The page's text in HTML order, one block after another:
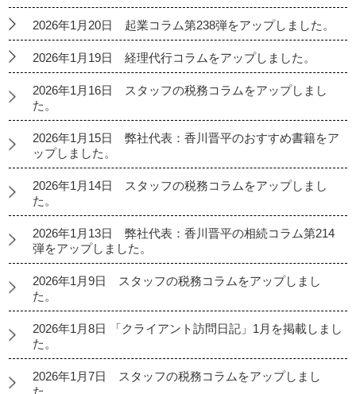
2026年1月20日 起業コラム第238弾をアップしました。
2026年1月19日 経理代行コラムをアップしました。
2026年1月16日 スタッフの税務コラムをアップしまし
た。
2026年1月15日 弊社代表：香川晋平のおすすめ書籍をア
ップしました。
2026年1月14日 スタッフの税務コラムをアップしまし
た。
2026年1月13日 弊社代表：香川晋平の相続コラム第214
弾をアップしました。
2026年1月9日 スタッフの税務コラムをアップしまし
た。
2026年1月8日 「クライアント訪問日記」1月を掲載しまし
た。
2026年1月7日 スタッフの税務コラムをアップしまし
た。